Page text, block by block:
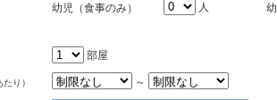
幼児（食事のみ）
人
部屋
たり） ～